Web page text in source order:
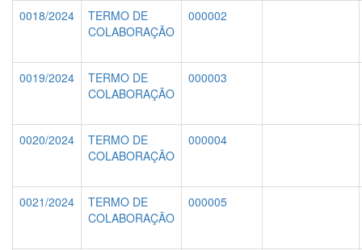
0018/2024
TERMO DE
COLABORAÇÃO
000002
0019/2024
TERMO DE
COLABORAÇÃO
000003
0020/2024
TERMO DE
COLABORAÇÃO
000004
0021/2024
TERMO DE
COLABORAÇÃO
000005